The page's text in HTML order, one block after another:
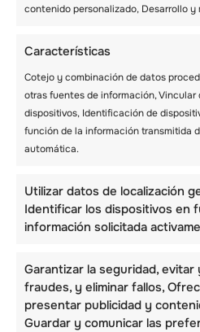
contenido personalizado, Desarrollo y
Características
Cotejo y combinación de datos
otras fuentes de información, Vincular
dispositivos, Identificación de
función de la información transmitida
automática.
Utilizar datos de localización
Identificar los dispositivos en
información solicitada
Garantizar la seguridad,
fraudes, y eliminar fallos,
presentar publicidad y
Guardar y comunicar las
actividades de esquí
También tienen
no haya nieve en tu
planificación adecuada, y
como un equipo, tendrás
esquí exitoso.
Averigua el
estación de
preferida